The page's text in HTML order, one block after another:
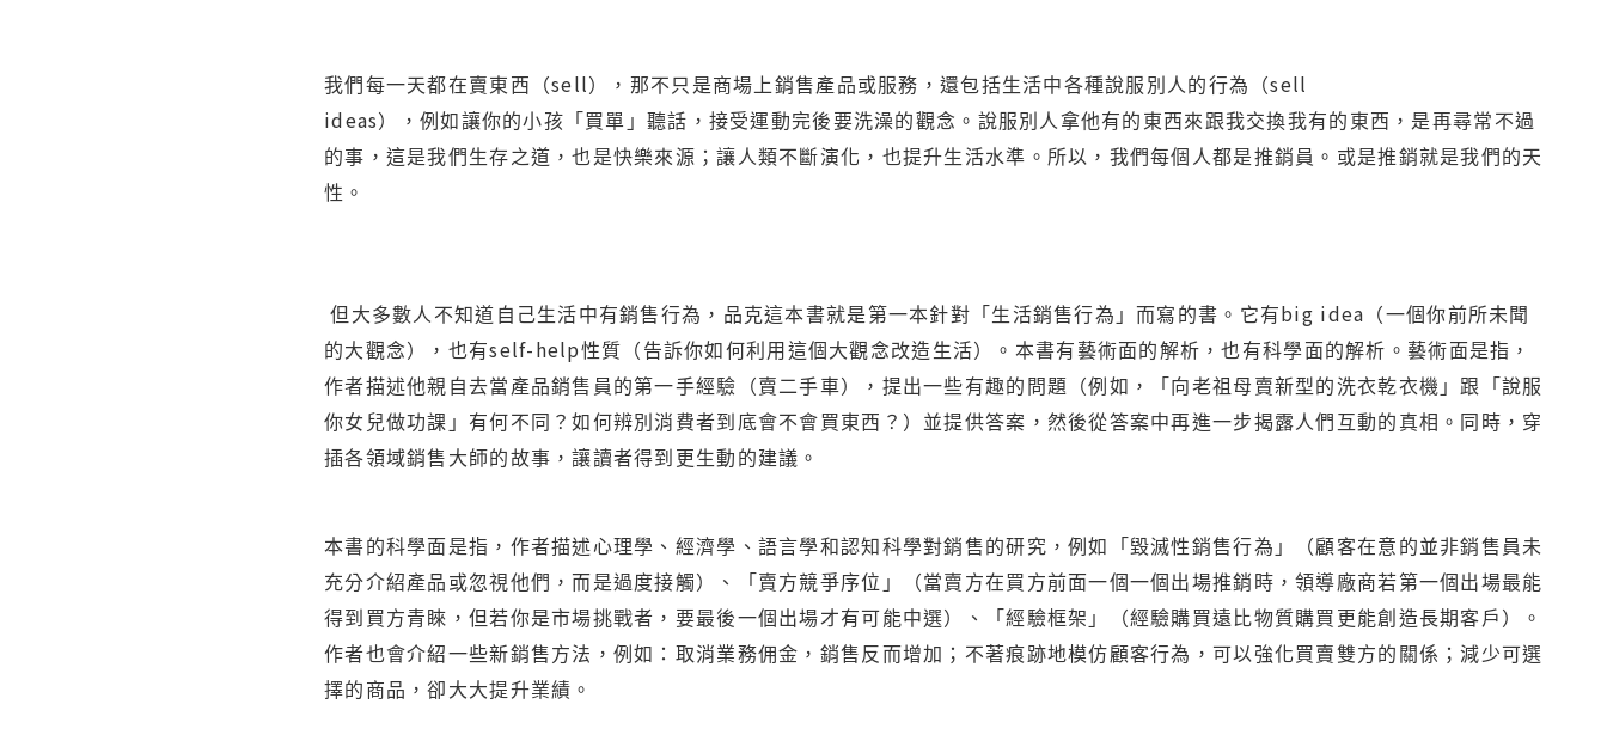
我們每一天都在賣東西（sell），那不只是商場上銷售產品或服務，還包括生活中各種說服別人的行為（sell
ideas），例如讓你的小孩「買單」聽話，接受運動完後要洗澡的觀念。說服別人拿他有的東西來跟我交換我有的東西，是再尋常不過
的事，這是我們生存之道，也是快樂來源；讓人類不斷演化，也提升生活水準。所以，我們每個人都是推銷員。或是推銷就是我們的天
性。
但大多數人不知道自己生活中有銷售行為，品克這本書就是第一本針對「生活銷售行為」而寫的書。它有big idea （一個你前所未聞
的大觀念），也有self-help性質（告訴你如何利用這個大觀念改造生活）。本書有藝術面的解析，也有科學面的解析。藝術面是指，
作者描述他親自去當產品銷售員的第一手經驗（賣二手車），提出一些有趣的問題（例如，「向老祖母賣新型的洗衣乾衣機」跟「說服
你女兒做功課」有何不同？如何辨別消費者到底會不會買東西？）並提供答案，然後從答案中再進一步揭露人們互動的真相。同時，穿
插各領域銷售大師的故事，讓讀者得到更生動的建議。
本書的科學面是指，作者描述心理學、經濟學、語言學和認知科學對銷售的研究，例如「毀滅性銷售行為」（顧客在意的並非銷售員未
充分介紹產品或忽視他們，而是過度接觸）、「賣方競爭序位」（當賣方在買方前面一個一個出場推銷時，領導廠商若第一個出場最能
得到買方青睞，但若你是市場挑戰者，要最後一個出場才有可能中選）、「經驗框架」（經驗購買遠比物質購買更能創造長期客戶）。
作者也會介紹一些新銷售方法，例如：取消業務佣金，銷售反而增加；不著痕跡地模仿顧客行為，可以強化買賣雙方的關係；減少可選
擇的商品，卻大大提升業績。